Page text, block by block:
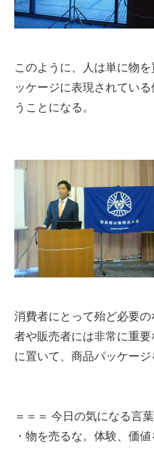
このように、人は単に物
ッケージに表現されてい
うことになる。
消費者にとって殆ど必要
者や販売者には非常に重
に置いて、商品パッケージ
＝＝＝ 今日の気になる言
・物を売るな。体験、価値